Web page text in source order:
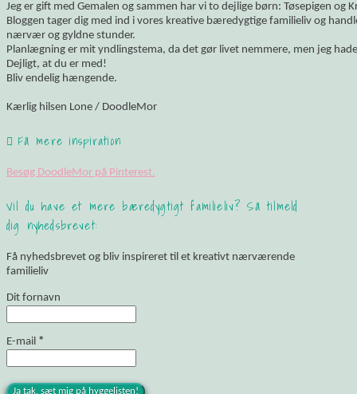
Jeg er gift med Gemalen og sammen har vi to dejlige børn: Tøsepigen og
Bloggen tager dig med ind i vores kreative bæredygtige familieliv og
nærvær og gyldne stunder.
Planlægning er mit yndlingstema, da det gør livet nemmere, men jeg
Dejligt, at du er med!
Bliv endelig hængende.
Kærlig hilsen Lone / DoodleMor
Få mere inspiration
Besøg DoodleMor på Pinterest.
Vil du have et mere bæredygtigt familieliv? Så tilmeld
dig nyhedsbrevet:
Få nyhedsbrevet og bliv inspireret til et kreativt nærværende
familieliv
Dit fornavn
E-mail *